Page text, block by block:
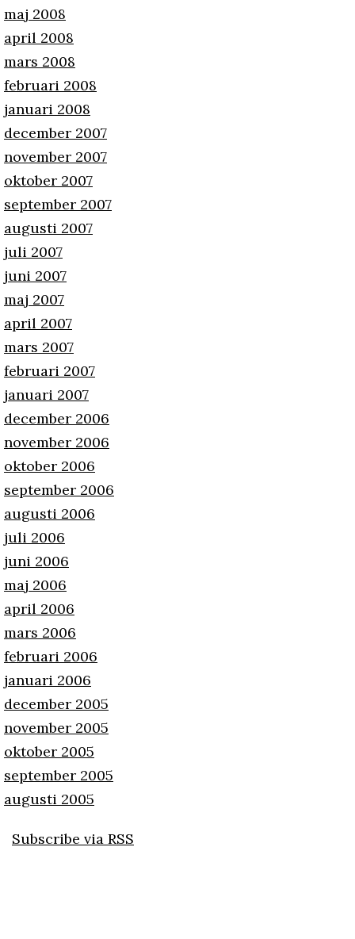
maj 2008
april 2008
mars 2008
februari 2008
januari 2008
december 2007
november 2007
oktober 2007
september 2007
augusti 2007
juli 2007
juni 2007
maj 2007
april 2007
mars 2007
februari 2007
januari 2007
december 2006
november 2006
oktober 2006
september 2006
augusti 2006
juli 2006
juni 2006
maj 2006
april 2006
mars 2006
februari 2006
januari 2006
december 2005
november 2005
oktober 2005
september 2005
augusti 2005
Subscribe via RSS